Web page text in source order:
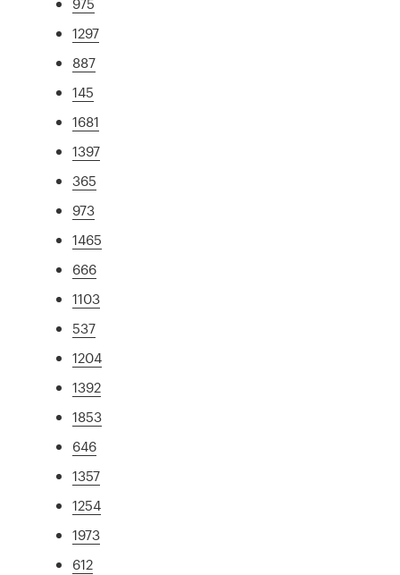
1297
887
145
1681
1397
365
973
1465
666
1103
537
1204
1392
1853
646
1357
1254
1973
612